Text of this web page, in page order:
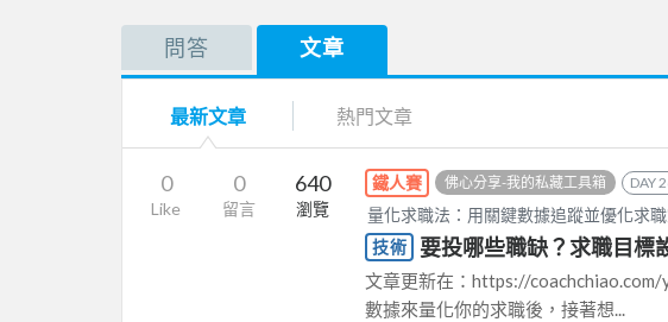
問答 文章
最新文章 熱門文章
0
Like
0
留言
640
瀏覽
鐵人賽 佛心分享-我的私藏工具箱 DAY
量化求職法：用關鍵數據追蹤並優化求
技術
要投哪些職缺？求職目
文章更新在：https://
數據來量化你的求職後，接著想...